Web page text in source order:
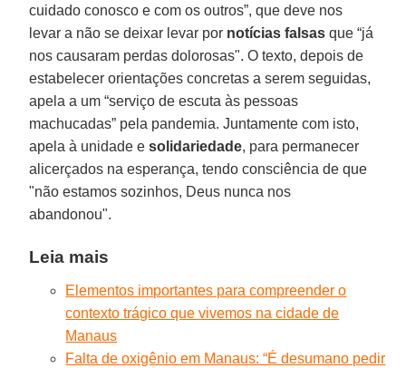
cuidado conosco e com os outros”, que deve nos
levar a não se deixar levar por notícias falsas que “já
nos causaram perdas dolorosas". O texto, depois de
estabelecer orientações concretas a serem seguidas,
apela a um “serviço de escuta às pessoas
machucadas” pela pandemia. Juntamente com isto,
apela à unidade esolidariedade, para permanecer
alicerçados na esperança, tendo consciência de que
"não estamos sozinhos, Deus nunca nos
abandonou".
Leia mais
Elementos importantes para compreender o
contexto trágico que vivemos na cidade de
Manaus
Falta de oxigênio em Manaus: “É desumano pedir